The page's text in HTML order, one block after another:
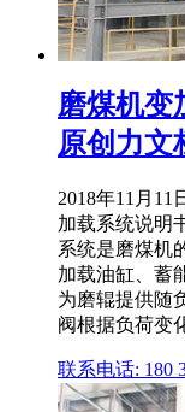
磨煤机变
原创力文
2018年11月
加载系统说明
系统是磨煤机
加载油缸、蓄
为磨辊提供随
阀根据负荷变
联系电话: 180